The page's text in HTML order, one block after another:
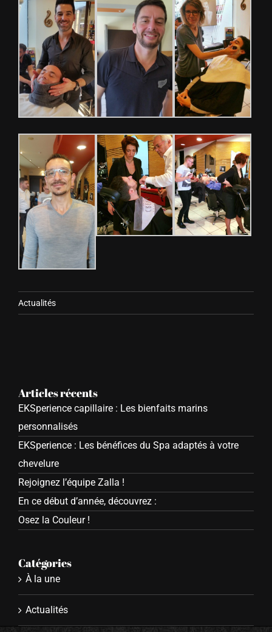
Actualités
Articles récents
EKSperience capillaire : Les bienfaits marins
personnalisés
EKSperience : Les bénéfices du Spa adaptés à votre
chevelure
Rejoignez l’équipe Zalla !
En ce début d’année, découvrez :
Osez la Couleur !
Catégories
À la une
Actualités